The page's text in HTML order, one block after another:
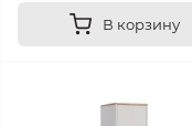
В корзину